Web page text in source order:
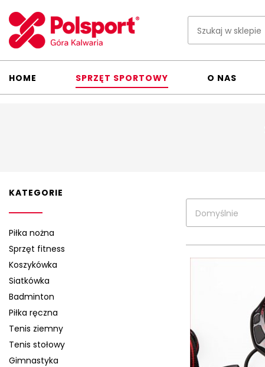
HOME SPRZĘT SPORTOWY O NAS
KATEGORIE
Piłka nożna
Sprzęt fitness
Koszykówka
Siatkówka
Badminton
Piłka ręczna
Tenis ziemny
Tenis stołowy
Gimnastyka
Domyślnie